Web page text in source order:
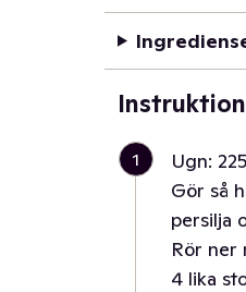
1
Ugn:
Gör så
persilja
Rör ner
4 lika